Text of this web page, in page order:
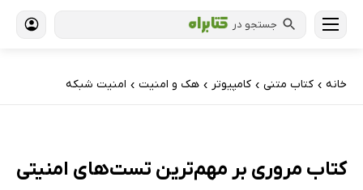
جستجو در
خانه › کتاب‌ متنی › کامپیوتر › هک و امنیت › امنیت شبکه
کتاب مروری بر مهم‌ترین تست‌های امنیتی